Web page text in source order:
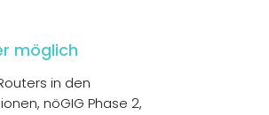
möglich
in den
nöGIG Phase 2,